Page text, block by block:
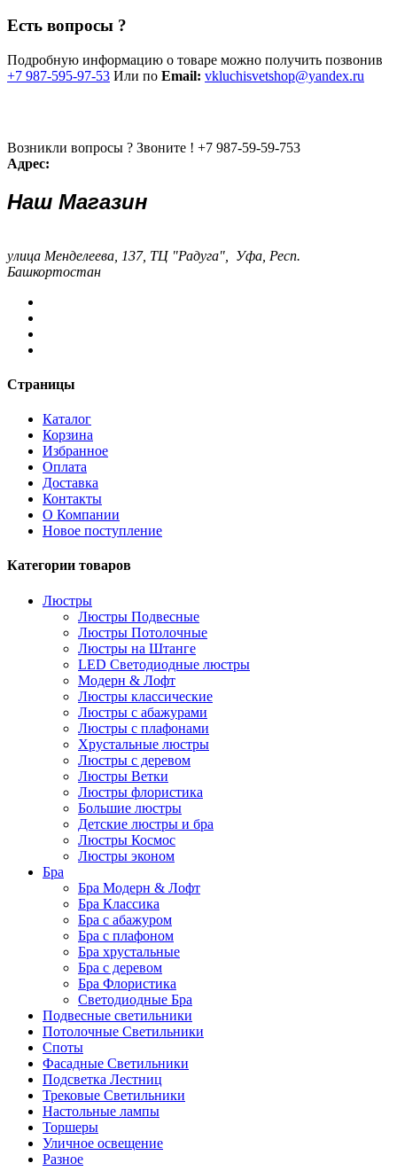
Есть вопросы ?
Подробную информацию о товаре можно получить позвонив
+7 987-595-97-53 Или по Email: vkluchisvetshop@yandex.ru
Возникли вопросы ? Звоните ! +7 987-59-59-753
Адрес:
Наш Магазин
улица Менделеева, 137, ТЦ "Радуга", Уфа, Респ.
Башкортостан
Страницы
Каталог
Корзина
Избранное
Оплата
Доставка
Контакты
О Компании
Новое поступление
Категории товаров
Люстры
Люстры Подвесные
Люстры Потолочные
Люстры на Штанге
LED Светодиодные люстры
Модерн & Лофт
Люстры классические
Люстры с абажурами
Люстры с плафонами
Хрустальные люстры
Люстры с деревом
Люстры Ветки
Люстры флористика
Большие люстры
Детские люстры и бра
Люстры Космос
Люстры эконом
Бра
Бра Модерн & Лофт
Бра Классика
Бра с абажуром
Бра с плафоном
Бра хрустальные
Бра с деревом
Бра Флористика
Светодиодные Бра
Подвесные светильники
Потолочные Светильники
Споты
Фасадные Светильники
Подсветка Лестниц
Трековые Светильники
Настольные лампы
Торшеры
Уличное освещение
Разное